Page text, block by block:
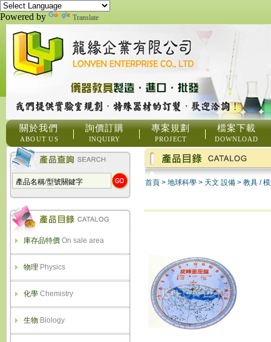
Powered by Translate
關於我們
ABOUT US
詢價訂購
INQUIRY
專案規劃
PROJECT
檔案下載
DOWNLOAD
庫存品特價 On sale area
物理 Physics
化學 Chemistry
生物 Biology
首頁 > 地球科學 > 天文 設備 > 教具 /